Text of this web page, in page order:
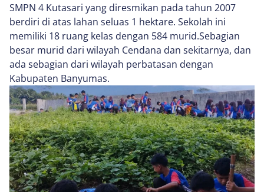
SMPN 4 Kutasari yang diresmikan pada tahun 2007
berdiri di atas lahan seluas 1 hektare. Sekolah ini
memiliki 18 ruang kelas dengan 584 murid.Sebagian
besar murid dari wilayah Cendana dan sekitarnya, dan
ada sebagian dari wilayah perbatasan dengan
Kabupaten Banyumas.